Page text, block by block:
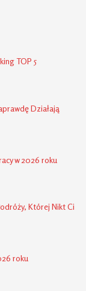
TOP 5
Działają
w 2026 roku
Której Nikt Ci
roku